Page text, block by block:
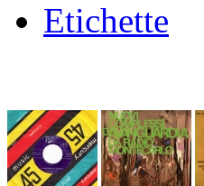
Etichette